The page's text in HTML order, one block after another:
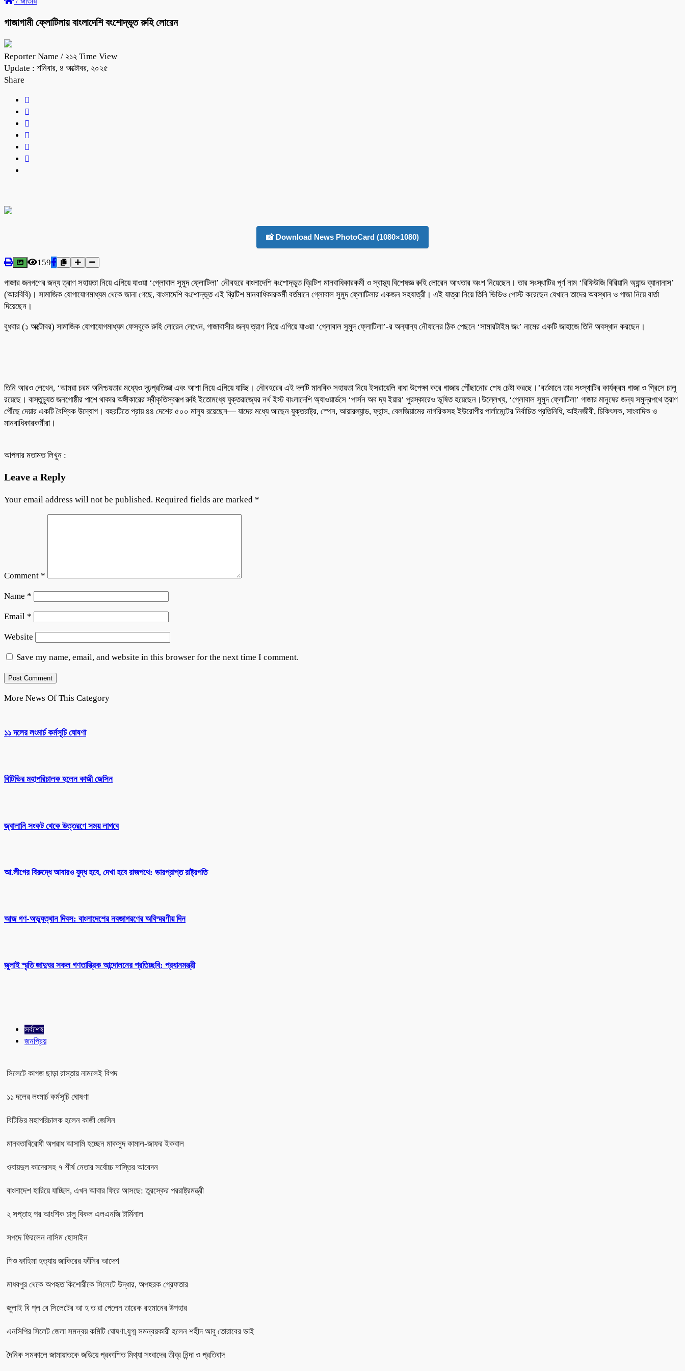
গাজাগামী ফ্লোটিলায় বাংলাদেশি বংশোদ্ভূত রুহি লোরেন
Reporter Name / ২১২ Time View
Update : শনিবার, ৪ অক্টোবর, ২০২৫
Share
📸 Download News PhotoCard (1080×1080)
159
গাজার জনগণের জন্য ত্রাণ সহায়তা নিয়ে এগিয়ে যাওয়া ‘গ্লোবাল সুমুদ ফ্লোটিলা’ নৌবহরে বাংলাদেশি বংশোদ্ভূত ব্রিটিশ মানবাধিকারকর্মী ও স্বাস্থ্য বিশেষজ্ঞ রুহি লোরেন আখতার অংশ নিয়েছেন। তার সংস্থাটির পূর্ণ নাম ‘রিফিউজি বিরিয়ানি অ্যান্ড ব্যানানাস’
(আরবিবি)। সামাজিক যোগাযোগমাধ্যম থেকে জানা গেছে, বাংলাদেশি বংশোদ্ভূত এই ব্রিটিশ মানবাধিকারকর্মী বর্তমানে গ্লোবাল সুমুদ ফ্লোটিলার একজন সহযাত্রী। এই যাত্রা নিয়ে তিনি ভিডিও পোস্ট করেছেন যেখানে তাদের অবস্থান ও গাজা নিয়ে বার্তা
দিয়েছেন।
বুধবার (১ অক্টোবর) সামাজিক যোগাযোগমাধ্যম ফেসবুকে রুহি লোরেন লেখেন, গাজাবাসীর জন্য ত্রাণ নিয়ে এগিয়ে যাওয়া ‘গ্লোবাল সুমুদ ফ্লোটিলা’-র অন্যান্য নৌযানের ঠিক পেছনে ‘সামারটাইম জং’ নামের একটি জাহাজে তিনি অবস্থান করছেন।
তিনি আরও লেখেন, ‘আমরা চরম অনিশ্চয়তার মধ্যেও দৃঢ়প্রতিজ্ঞা এবং আশা নিয়ে এগিয়ে যাচ্ছি। নৌবহরের এই দলটি মানবিক সহায়তা নিয়ে ইসরায়েলি বাধা উপেক্ষা করে গাজায় পৌঁছানোর শেষ চেষ্টা করছে।’বর্তমানে তার সংস্থাটির কার্যক্রম গাজা ও গ্রিসে চালু
রয়েছে। বাস্তুচ্যুত জনগোষ্ঠীর পাশে থাকার অঙ্গীকারের স্বীকৃতিস্বরূপ রুহি ইতোমধ্যে যুক্তরাজ্যের নর্থ ইস্ট বাংলাদেশি অ্যাওয়ার্ডসে ‘পার্সন অব দ্য ইয়ার’ পুরস্কারেও ভূষিত হয়েছেন।উল্লেখ্য, ‘গ্লোবাল সুমুদ ফ্লোটিলা’ গাজার মানুষের জন্য সমুদ্রপথে ত্রাণ
পৌঁছে দেয়ার একটি বৈশ্বিক উদ্যোগ। বহরটিতে প্রায় ৪৪ দেশের ৫০০ মানুষ রয়েছেন— যাদের মধ্যে আছেন যুক্তরাষ্ট্র, স্পেন, আয়ারল্যান্ড, ফ্রান্স, বেলজিয়ামের নাগরিকসহ ইউরোপীয় পার্লামেন্টের নির্বাচিত প্রতিনিধি, আইনজীবী, চিকিৎসক, সাংবাদিক ও
মানবাধিকারকর্মীরা।
আপনার মতামত লিখুন :
Leave a Reply
Your email address will not be published. Required fields are marked *
Comment *
Name *
Email *
Website
Save my name, email, and website in this browser for the next time I comment.
More News Of This Category
১১ দলের লংমার্চ কর্মসূচি ঘোষণা
বিটিভির মহাপরিচালক হলেন কাজী জেসিন
জ্বালানি সংকট থেকে উত্তরণে সময় লাগবে
আ.লীগের বিরুদ্ধে আবারও যুদ্ধ হবে, দেখা হবে রাজপথে: ভারপ্রাপ্ত রাষ্ট্রপতি
আজ গণ-অভ্যূত্থান দিবস: বাংলাদেশের নবজাগরণের অবিস্মরণীয় দিন
জুলাই স্মৃতি জাদুঘর সকল গণতান্ত্রিক আন্দোলনের প্রতিচ্ছবি: প্রধানমন্ত্রী
সর্বশেষ
জনপ্রিয়
সিলেটে কাগজ ছাড়া রাস্তায় নামলেই বিপদ
১১ দলের লংমার্চ কর্মসূচি ঘোষণা
বিটিভির মহাপরিচালক হলেন কাজী জেসিন
মানবতাবিরোধী অপরাধ আসামি হচ্ছেন মাকসুদ কামাল-জাফর ইকবাল
ওবায়দুল কাদেরসহ ৭ শীর্ষ নেতার সর্বোচ্চ শাস্তির আবেদন
বাংলাদেশ হারিয়ে যাচ্ছিল, এখন আবার ফিরে আসছে: তুরস্কের পররাষ্ট্রমন্ত্রী
২ সপ্তাহ পর আংশিক চালু বিকল এলএনজি টার্মিনাল
সপদে ফিরলেন নাসিম হোসাইন
শিশু ফাহিমা হত্যায় জাকিরের ফাঁসির আদেশ
মাধবপুর থেকে অপহৃত কিশোরীকে সিলেটে উদ্ধার, অপহরক গ্রেফতার
জুলাই বি প্ল বে সিলেটের আ হ ত রা পেলেন তারেক রহমানের উপহার
এনসিপির সিলেট জেলা সমন্বয় কমিটি ঘোষণা,যুগ্ম সমন্বয়কারী হলেন শহীদ আবু তোরাবের ভাই
দৈনিক সমকালে জামায়াতকে জড়িয়ে প্রকাশিত মিথ্যা সংবাদের তীব্র নিন্দা ও প্রতিবাদ